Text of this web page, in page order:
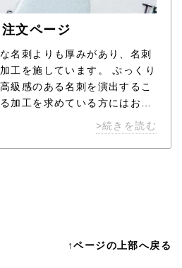
文ページ
名刺よりも厚みがあり、名刺
工を施しています。 ぷっくり
級感のある名刺を演出するこ
加工を求めている方にはおす
ゼクティブの方々にも大変ご
>続きを読む
↑ページの上部へ戻る